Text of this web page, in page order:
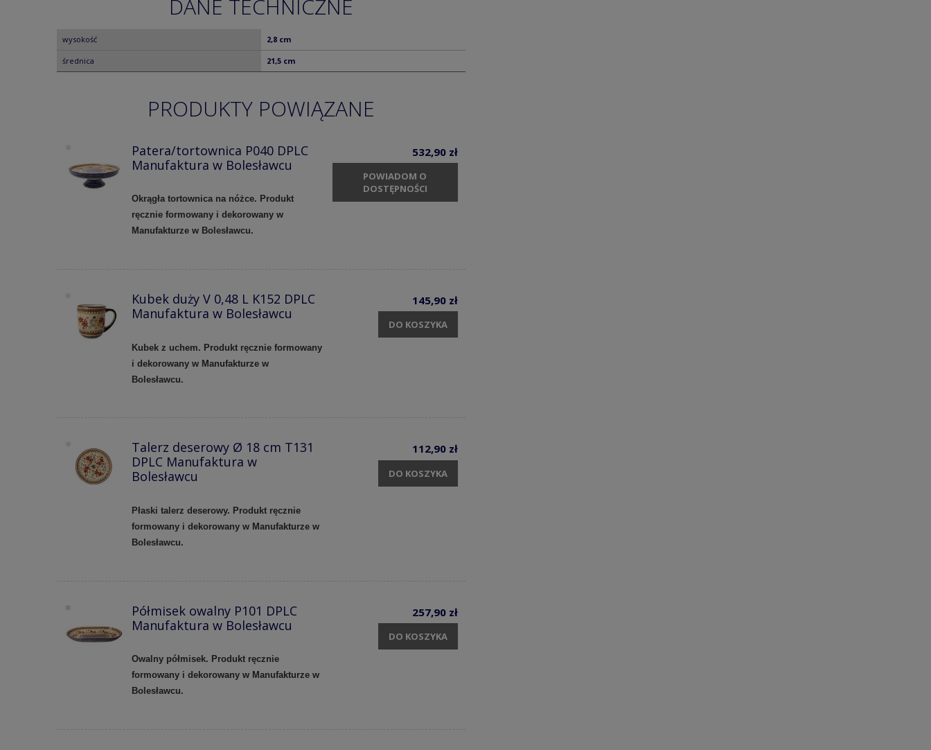
DANE TECHNICZNE
wysokość 2,8 cm
średnica 21,5 cm
PRODUKTY POWIĄZANE
Patera/tortownica P040 DPLC
Manufaktura w Bolesławcu
Okrągła tortownica na nóżce. Produkt
ręcznie formowany i dekorowany w
Manufakturze w Bolesławcu.
532,90 zł
POWIADOM O
DOSTĘPNOŚCI
Kubek duży V 0,48 L K152 DPLC
Manufaktura w Bolesławcu
Kubek z uchem. Produkt ręcznie formowany
i dekorowany w Manufakturze w
Bolesławcu.
145,90 zł
DO KOSZYKA
Talerz deserowy Ø 18 cm T131
DPLC Manufaktura w
Bolesławcu
Płaski talerz deserowy. Produkt ręcznie
formowany i dekorowany w Manufakturze w
Bolesławcu.
112,90 zł
DO KOSZYKA
Półmisek owalny P101 DPLC
Manufaktura w Bolesławcu
Owalny półmisek. Produkt ręcznie
formowany i dekorowany w Manufakturze w
Bolesławcu.
257,90 zł
DO KOSZYKA